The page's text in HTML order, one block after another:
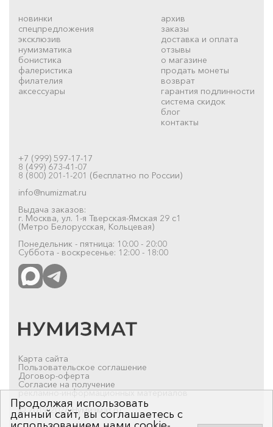
новинки
спецпредложения
эксклюзив
нумизматика
бонистика
фалеристика
филателия
аксессуары
архив
заказы
доставка и оплата
отзывы
о магазине
продать монеты
возврат
гарантия подлинности
система скидок
блог
контакты
+7 (999) 597-17-17
8 (499) 673-41-07
8 (800) 201-1-201 (бесплатно по России)
info@numizmat.ru
Выдача заказов:
г. Москва, ул. 1-я Тверская-Ямская 29 с1
(Метро Белорусская, Кольцевая)
Понедельник - пятница: 10:00 - 20:00
Суббота - воскресенье: 12:00 - 18:00
Карта сайта
Пользовательское соглашение
Договор-оферта
Согласие на получение
рекламно-информационных материалов
© 2019-2026 Нумизмат.ru
Продолжая использовать
данный сайт, вы соглашаетесь с